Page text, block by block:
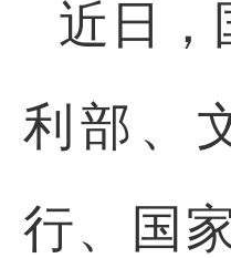
近日，
利部、
行、国